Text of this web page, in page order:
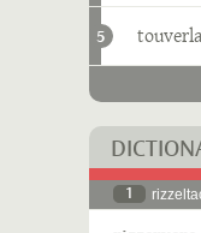
5
1